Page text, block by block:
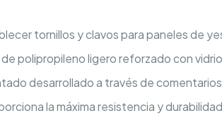
tornillos y clavos para paneles de
polipropileno ligero reforzado con
desarrollado a través de
la máxima resistencia y